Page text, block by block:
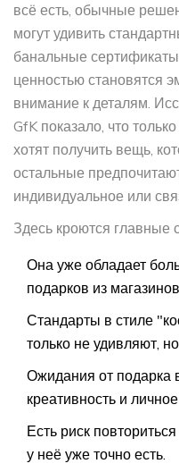
всё есть, обычные
могут удивить
банальные
ценностью становятся
внимание к деталям.
GfK показало, что
хотят получить вещь,
остальные
индивидуальное или
Здесь кроются главные
Она уже обладает
подарков из
Стандарты в стиле
только не удивляют,
Ожидания от подарка
креативность и
Есть риск
у неё уже точно есть.